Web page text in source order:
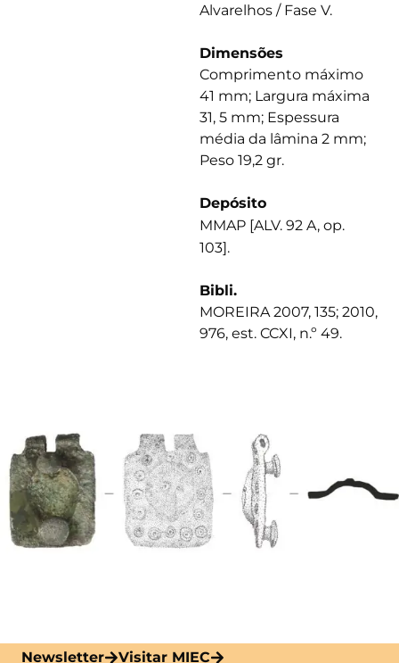
Alvarelhos / Fase V.
Dimensões
Comprimento máximo
41 mm; Largura máxima
31, 5 mm; Espessura
média da lâmina 2 mm;
Peso 19,2 gr.
Depósito
MMAP [ALV. 92 A, op.
103].
Bibli.
MOREIRA 2007, 135; 2010,
976, est. CCXI, n.º 49.
Newsletter Visitar MIEC